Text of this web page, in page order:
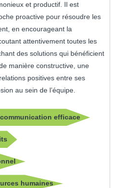
et productif. Il est
proactive pour résoudre les
en encourageant la
attentivement toutes les
des solutions qui bénéficient
manière constructive, une
positives entre ses
au sein de l’équipe.
communication efficace
humaines